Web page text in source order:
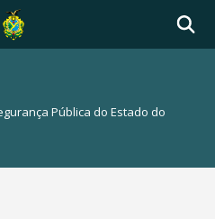
Pública do Estado do